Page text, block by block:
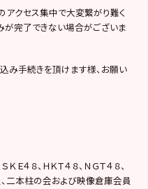
クセス集中で大変繋がり難く
が完了できない場合がございま
み手続きを頂けます様、お願い
Ｅ４８、ＨＫＴ４８、ＮＧＴ４８、
二本柱の会および映像倉庫会員